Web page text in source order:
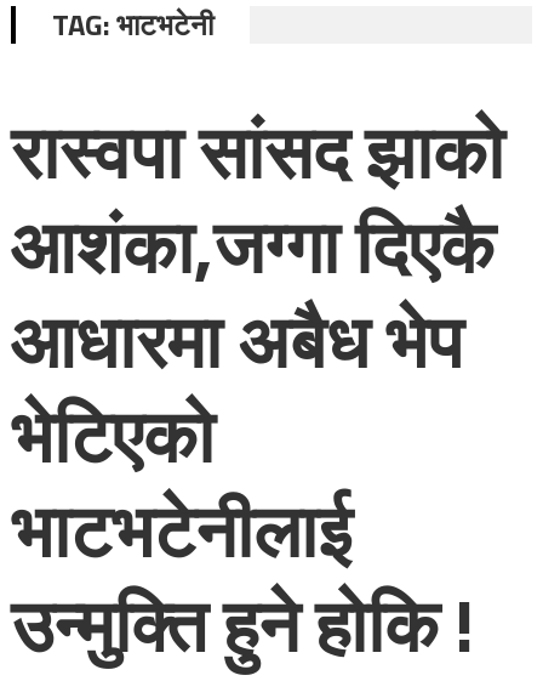
TAG:भाटभटेनी
रास्वपा सांसद झाको
आशंका,जग्गा दिएकै
आधारमा अबैध भेप
भेटिएको
भाटभटेनीलाई
उन्मुक्ति हुने होकि !